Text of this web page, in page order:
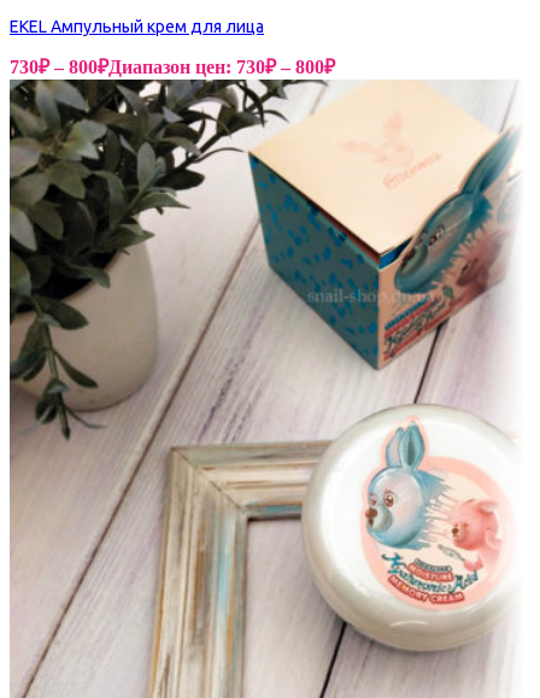
EKEL Ампульный крем для лица
730₽ – 800₽Диапазон цен: 730₽ – 800₽